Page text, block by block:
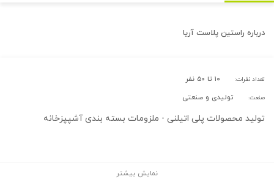
درباره راستین پلاست آریا
تعداد نفرات: ۱۰ تا ۵۰ نفر
صنعت: تولیدی و صنعتی
تولید محصولات پلی اتیلنی - ملزومات بسته بندی آشپپزخانه
نمایش بیشتر